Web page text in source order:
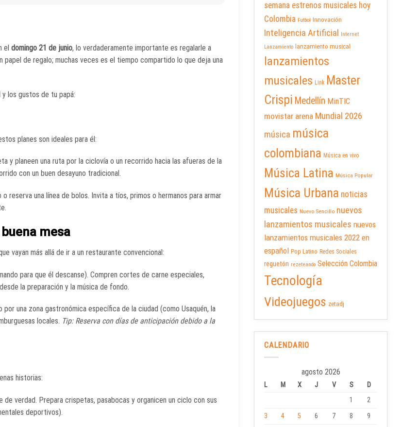
el domingo 21 de junio, lo verdaderamente importante es regalarle a
de regalo; muchas veces es el tiempo compartido lo que deja una
y los gustos de tu papá:
planes son ideales para él:
y planeen una ruta por la ciclovía o un recorrido hacia las afueras de la
con un buen desayuno tradicional.
reserva una línea de bolos. Invita a tíos, primos o hermanos para armar
mesa
vayan más allá de ir a un restaurante convencional:
para que él descanse). Compren cortes de carne especiales,
la preparación y la música de fondo.
una zona gastronómica específica de la ciudad (como Usaquén, la
locales. Tip: Reserva con días de anticipación debido a la
historias:
de verdad. Prepara crispetas, pasabocas y organicen un ciclo con sus
deportivos).
semana estrenos musicales hoy
Colombia Futbol Innovación
Inteligencia Artificial
Internet
Lanzamiento
lanzamiento musical
lanzamientos
musicales Link Master
Crispi Medellín MinTIC
movistar arena Mundial 2026
música música
colombiana Música en vivo
Música Latina Música Popular
Música Urbana noticias
musicales Nuevo Sencillo nuevos
lanzamientos musicales nuevos
lanzamientos musicales 2022 en
español Pop Latino Redes Sociales
reguetón rezeteando Selección Colombia
Tecnología
Videojuegos zetadj
CALENDARIO
agosto 2026
L M X J V S
D
1
2
3
4 5 6 7 8
9